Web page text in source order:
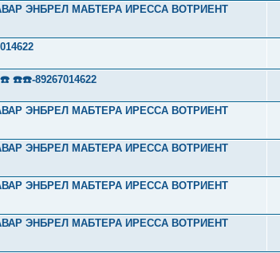
ЭНБРЕЛ МАБТЕРА ИРЕССА ВОТРИЕНТ
☎️☎️-89267014622
ЭНБРЕЛ МАБТЕРА ИРЕССА ВОТРИЕНТ
ЭНБРЕЛ МАБТЕРА ИРЕССА ВОТРИЕНТ
ЭНБРЕЛ МАБТЕРА ИРЕССА ВОТРИЕНТ
ЭНБРЕЛ МАБТЕРА ИРЕССА ВОТРИЕНТ